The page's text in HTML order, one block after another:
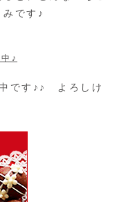
です♪
♪
です♪♪ よろしけ